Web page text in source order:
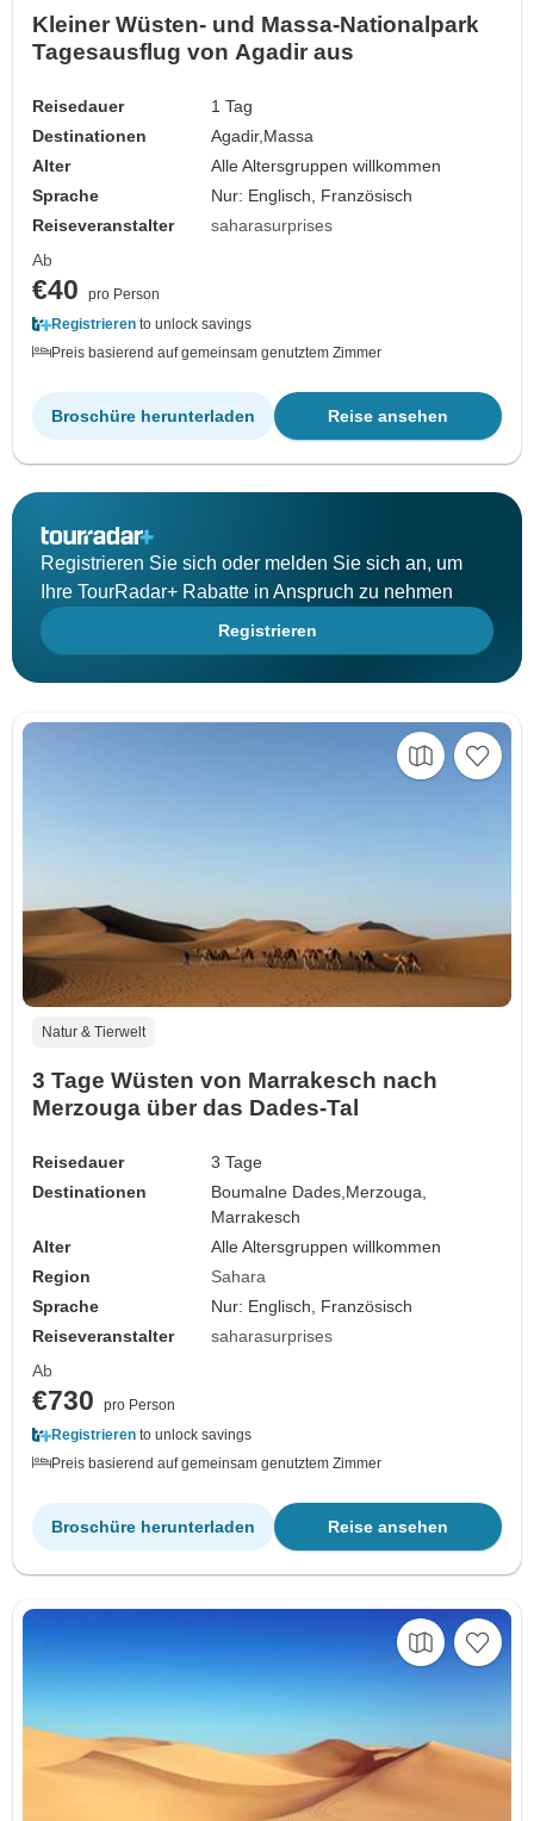
Kleiner Wüsten- und Massa-Nationalpark
Tagesausflug von Agadir aus
Reisedauer
1 Tag
Destinationen
Agadir, Massa
Alter
Alle Altersgruppen willkommen
Sprache
Nur: Englisch, Französisch
Reiseveranstalter
saharasurprises
Ab
€40
pro Person
Registrieren to unlock savings
Preis basierend auf gemeinsam genutztem Zimmer
Reise ansehen
Broschüre herunterladen
Registrieren Sie sich oder melden Sie sich an, um
Ihre TourRadar+ Rabatte in Anspruch zu nehmen
Registrieren
Natur & Tierwelt
3 Tage Wüsten von Marrakesch nach
Merzouga über das Dades-Tal
Reisedauer
3 Tage
Destinationen
Boumalne Dades,Merzouga,
Marrakesch
Alter
Alle Altersgruppen willkommen
Region
Sahara
Sprache
Nur: Englisch, Französisch
Reiseveranstalter
saharasurprises
Ab
€730
pro Person
Registrieren to unlock savings
Preis basierend auf gemeinsam genutztem Zimmer
Reise ansehen
Broschüre herunterladen